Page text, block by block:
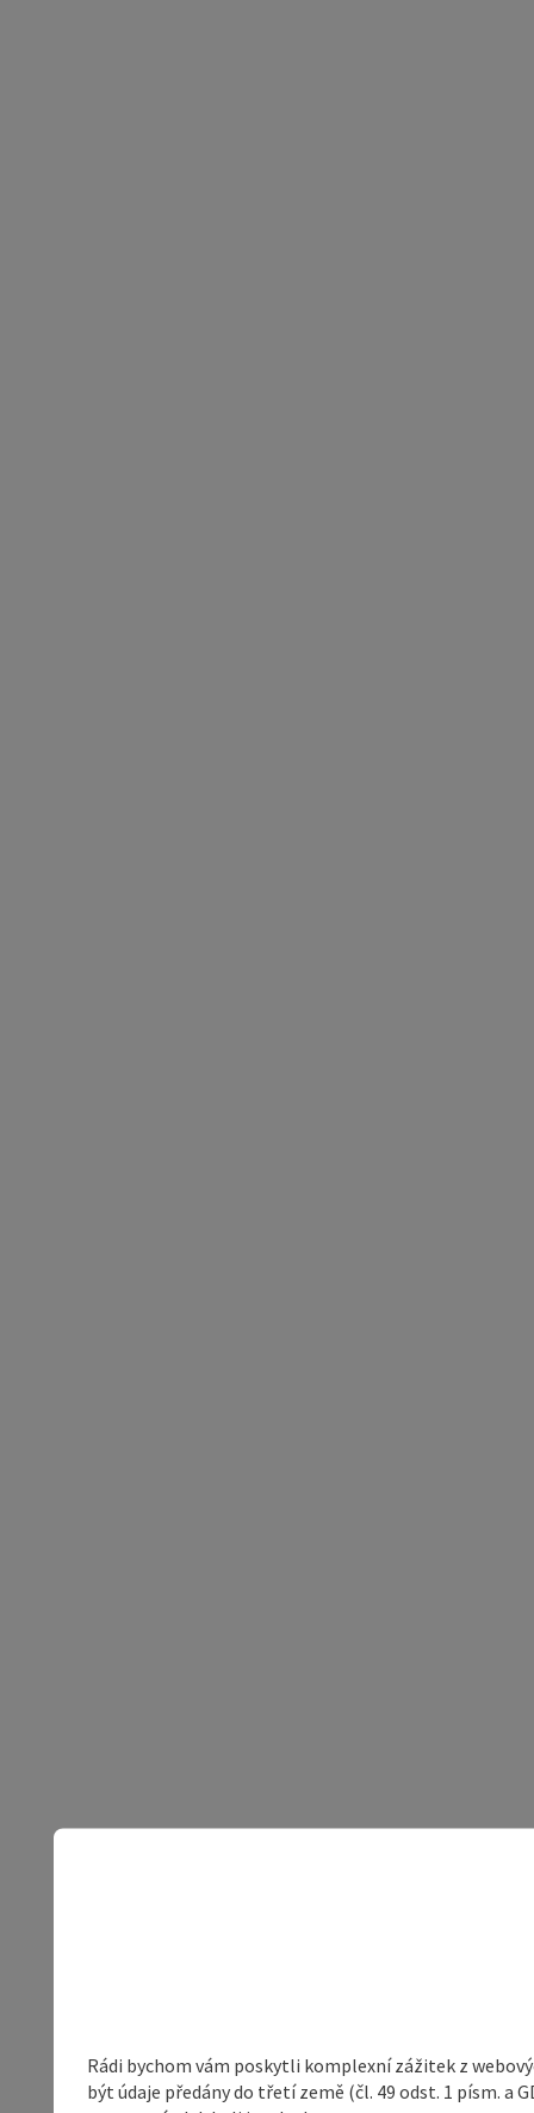
Rádi bychom vám poskytli komplexní zážitek z
být údaje předány do třetí země (čl. 49 odst. 1 písm.